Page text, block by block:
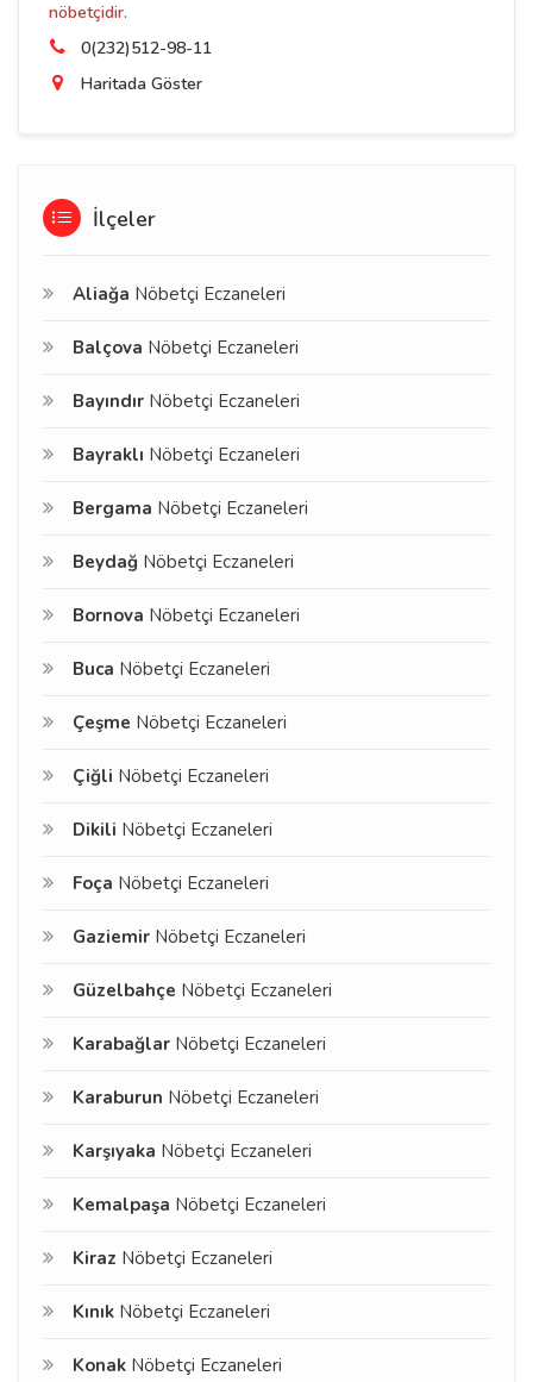
nöbetçidir.
0(232)512-98-11
Haritada Göster
İlçeler
Aliağa Nöbetçi Eczaneleri
Balçova Nöbetçi Eczaneleri
Bayındır Nöbetçi Eczaneleri
Bayraklı Nöbetçi Eczaneleri
Bergama Nöbetçi Eczaneleri
Beydağ Nöbetçi Eczaneleri
Bornova Nöbetçi Eczaneleri
Buca Nöbetçi Eczaneleri
Çeşme Nöbetçi Eczaneleri
Çiğli Nöbetçi Eczaneleri
Dikili Nöbetçi Eczaneleri
Foça Nöbetçi Eczaneleri
Gaziemir Nöbetçi Eczaneleri
Güzelbahçe Nöbetçi Eczaneleri
Karabağlar Nöbetçi Eczaneleri
Karaburun Nöbetçi Eczaneleri
Karşıyaka Nöbetçi Eczaneleri
Kemalpaşa Nöbetçi Eczaneleri
Kiraz Nöbetçi Eczaneleri
Kınık Nöbetçi Eczaneleri
Konak Nöbetçi Eczaneleri